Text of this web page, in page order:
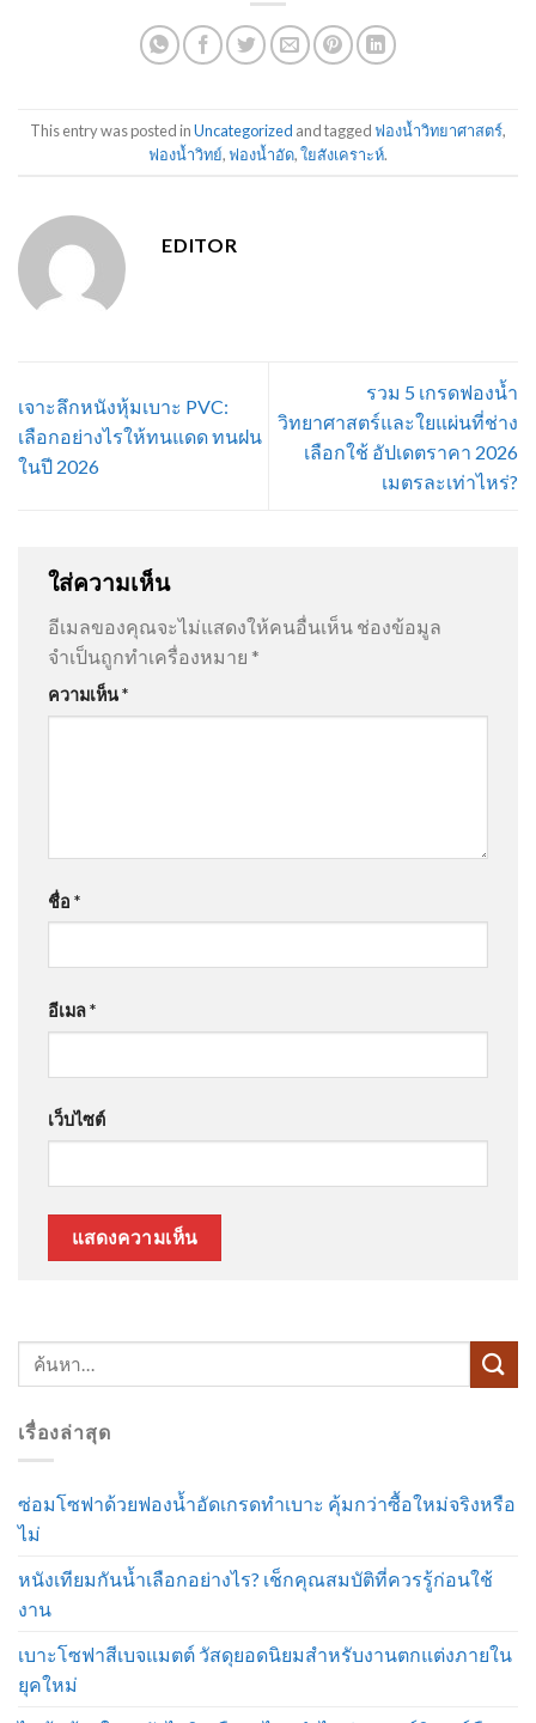
This entry was posted inUncategorized and taggedฟองน้ำวิทยาศาสตร์,
ฟองน้ำวิทย์,ฟองน้ำอัด,ใยสังเคราะห์.
EDITOR
เจาะลึกหนังหุ้มเบาะ PVC:
เลือกอย่างไรให้ทนแดด ทนฝน
ในปี 2026
รวม 5 เกรดฟองน้ำ
วิทยาศาสตร์และใยแผ่นที่ช่าง
เลือกใช้ อัปเดตราคา 2026
เมตรละเท่าไหร่?
ใส่ความเห็น
อีเมลของคุณจะไม่แสดงให้คนอื่นเห็น ช่องข้อมูล
จำเป็นถูกทำเครื่องหมาย *
ความเห็น*
ชื่อ *
อีเมล*
เว็บไซต์
เรื่องล่าสุด
ซ่อมโซฟาด้วยฟองน้ำอัดเกรดทำเบาะ คุ้มกว่าซื้อใหม่จริงหรือ
ไม่
หนังเทียมกันน้ำเลือกอย่างไร? เช็กคุณสมบัติที่ควรรู้ก่อนใช้
งาน
เบาะโซฟาสีเบจแมตต์ วัสดุยอดนิยมสำหรับงานตกแต่งภายใน
ยุคใหม่